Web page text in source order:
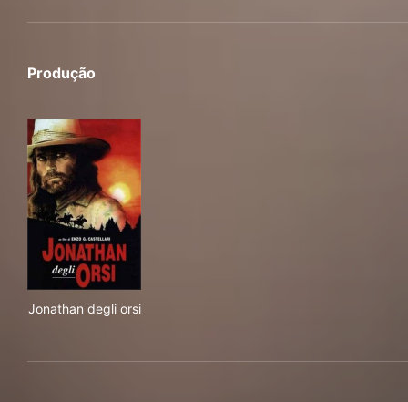
Produção
Jonathan degli orsi